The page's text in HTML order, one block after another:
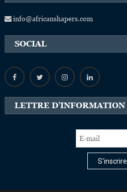
info@africanshapers.com
SOCIAL
LETTRE D’INFORMATION
S'inscrire